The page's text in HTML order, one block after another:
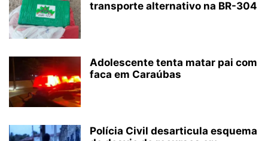
transporte alternativo na BR-304
Adolescente tenta matar pai com
faca em Caraúbas
Polícia Civil desarticula esquema